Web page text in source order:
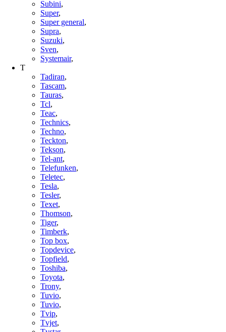
Subini,
Super,
Super general,
Supra,
Suzuki,
Sven,
Systemair,
T
Tadiran,
Tascam,
Tauras,
Tcl,
Teac,
Technics,
Techno,
Teckton,
Tekson,
Tel-ant,
Telefunken,
Teletec,
Tesla,
Tesler,
Texet,
Thomson,
Tiger,
Timberk,
Top box,
Topdevice,
Topfield,
Toshiba,
Toyota,
Trony,
Tuvio,
Tuvio,
Tvip,
Tvjet,